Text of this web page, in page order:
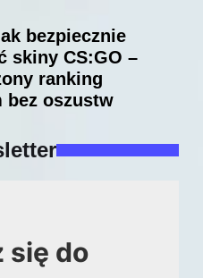
bezpiecznie
skiny CS:GO –
ranking
bez oszustw
się do